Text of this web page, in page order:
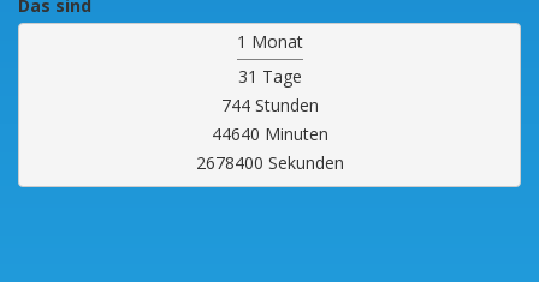
Das sind
1 Monat
31 Tage
744 Stunden
44640 Minuten
2678400 Sekunden